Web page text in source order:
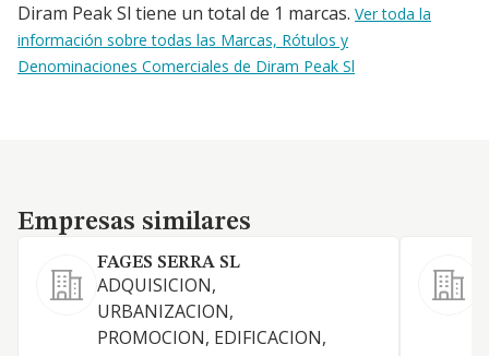
Diram Peak Sl tiene un total de 1 marcas. Ver toda la
información sobre todas las Marcas, Rótulos y
Denominaciones Comerciales de Diram Peak Sl
Empresas similares
Empresas similares
FAGES SERRA SL
ADQUISICION,
URBANIZACION,
PROMOCION, EDIFICACION,